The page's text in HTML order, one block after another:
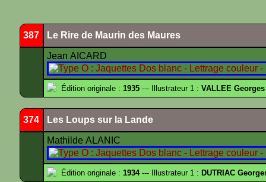
387 Le Rire de Maurin des Maures
Jean AICARD
Édition originale : 1935 --- Illustrateur 1 : VALLEE Georges
374 Les Loups sur la Lande
Mathilde ALANIC
Édition originale : 1934--- Illustrateur 1 : DUTRIAC